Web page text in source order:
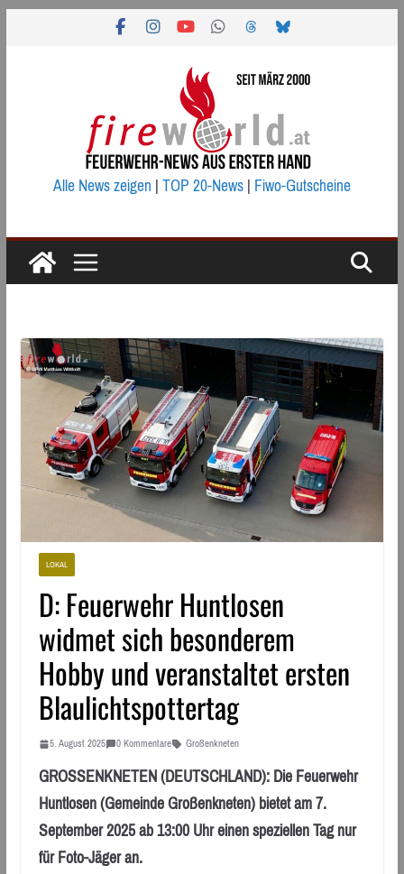
Alle News zeigen|TOP 20-News|Fiwo-Gutscheine
LOKAL
D: Feuerwehr Huntlosen
widmet sich besonderem
Hobby und veranstaltet ersten
Blaulichtspottertag
5. August 2025 0 Kommentare Großenkneten
GROSSENKNETEN (DEUTSCHLAND): Die Feuerwehr
Huntlosen (Gemeinde Großenkneten) bietet am 7.
September 2025 ab 13:00 Uhr einen speziellen Tag nur
für Foto-Jäger an.